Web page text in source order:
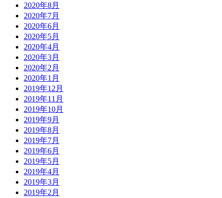
2020年8月
2020年7月
2020年6月
2020年5月
2020年4月
2020年3月
2020年2月
2020年1月
2019年12月
2019年11月
2019年10月
2019年9月
2019年8月
2019年7月
2019年6月
2019年5月
2019年4月
2019年3月
2019年2月